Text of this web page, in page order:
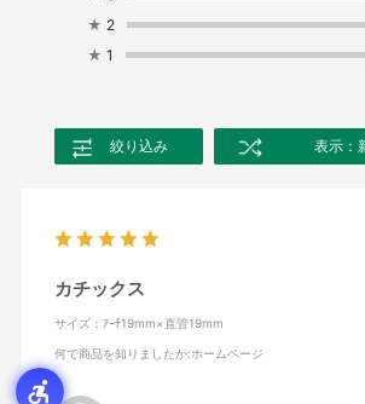
★ 2
★ 1
絞り込み 表示：
カチックス
サイズ：ｱｰﾁ19mm×直管19mm
何で商品を知りましたか:ホームページ